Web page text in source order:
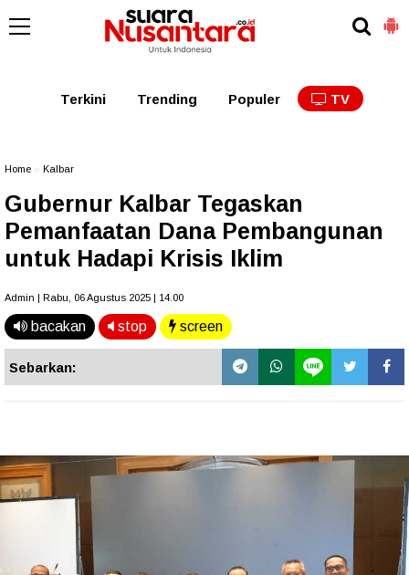
Kalbar Kalteng
Terkini Trending Populer TV
Home Kalbar
Gubernur Kalbar Tegaskan
Pemanfaatan Dana Pembangunan
untuk Hadapi Krisis Iklim
Admin | Rabu, 06 Agustus 2025 | 14.00
bacakan stop screen
Sebarkan: